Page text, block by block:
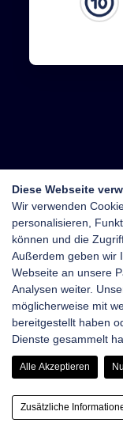
Diese Webseite
Wir verwenden
personalisieren,
können und die
Außerdem geben wir
Webseite an unsere
Analysen weiter.
möglicherweise mit
bereitgestellt haben
Dienste gesammelt
Alle Akzeptieren
Zusätzliche